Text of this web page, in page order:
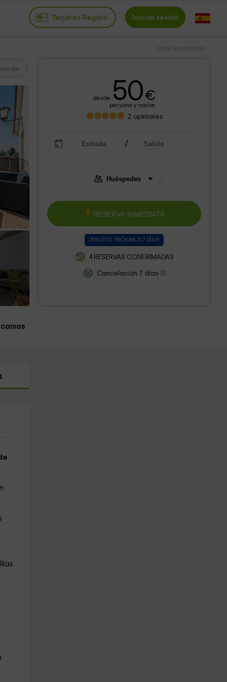
Tarjetas Regalo Iniciar sesión
Casa Rural Maño
desde 50€
persona y noche
2 opiniones
RESERVA INMEDIATA
¡10% DTO. PRÓXIMOS 7 DÍAS!
4 RESERVAS CONFIRMADAS
Cancelación 7 días